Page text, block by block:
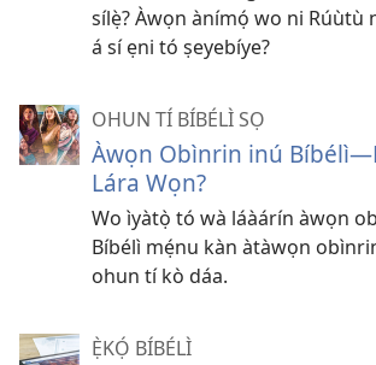
sílẹ̀? Àwọn ànímọ́ wo ni Rúùtù
á sí ẹni tó ṣeyebíye?
OHUN TÍ BÍBÉLÌ SỌ
Àwọn Obìnrin inú
Lára Wọn?
Wo ìyàtọ̀ tó wà láàárín àwọn
Bíbélì mẹ́nu kàn àtàwọn
ohun tí kò dáa.
Ẹ̀KỌ́ BÍBÉLÌ